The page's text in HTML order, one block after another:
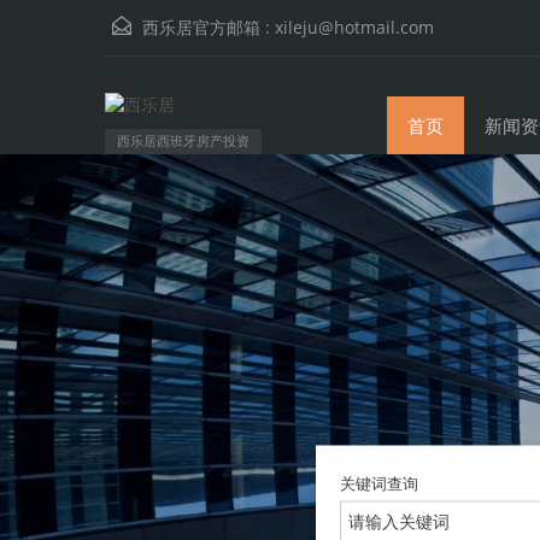
西乐居官方邮箱 : xileju@hotmail.com
西乐居西班牙房产投资
首页 新闻
关键词查询